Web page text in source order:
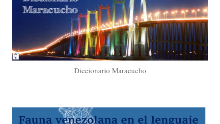
Diccionario Maracucho